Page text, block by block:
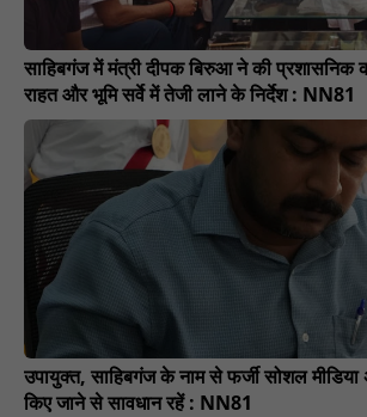
साहिबगंज में मंत्री दीपक बिरुआ ने की प्रशासनिक
राहत और भूमि सर्वे में तेजी लाने के निर्देश : NN81
उपायुक्त, साहिबगंज के नाम से फर्जी सोशल
किए जाने से सावधान रहें : NN81